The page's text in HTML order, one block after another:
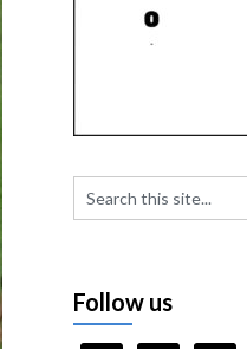
Follow us